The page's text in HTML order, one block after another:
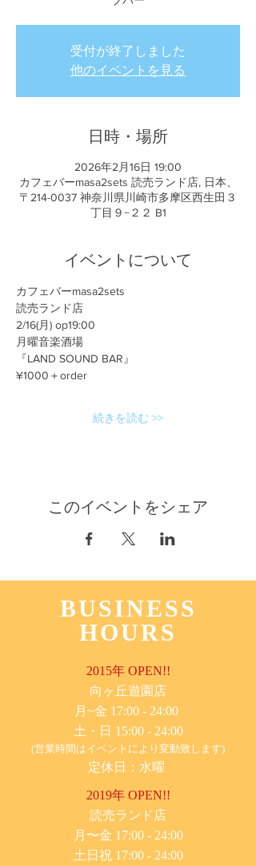
受付が終了しました
他のイベントを見る
日時・場所
2026年2月16日 19:00
カフェバーmasa2sets 読売ランド店, 日本、
〒214-0037 神奈川県川崎市多摩区西生田３
丁目９−２２ B1
イベントについて
カフェバーmasa2sets
読売ランド店
2/16(月) op19:00
月曜音楽酒場
『LAND SOUND BAR』
¥1000＋order
続きを読む >>
このイベントをシェア
BUSINESS
HOURS
2015年 OPEN!!
​向ヶ丘遊園店
月~金 17:00 - 24:00
土・日 15:00 - 24:00
(営業時間はイベントにより変動致します)
定休日：水曜
2019年 OPEN!!
​読売ランド店
月〜金 17:00 - 24:00
土日祝 17:00 - 24:00